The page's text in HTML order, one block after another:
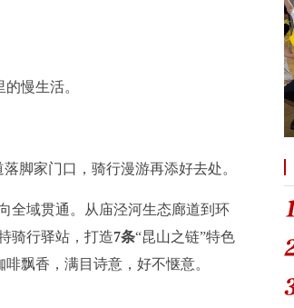
慢生活。
家门口，骑行漫游再添好去处。
域贯通。从庙泾河生态廊道到环
骑行驿站，打造7条“昆山之链”特色
飘香，满目诗意，好不惬意。